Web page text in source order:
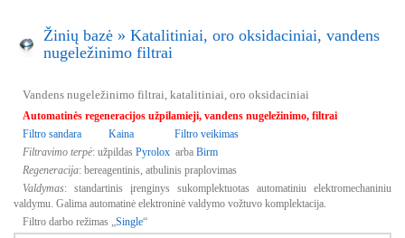
Žinių bazė » Katalitiniai, oro oksidaciniai, vandens
nugeležinimo filtrai
Vandens nugeležinimo filtrai, katalitiniai, oro oksidaciniai
Automatinės regeneracijos užpilamieji, vandens nugeležinimo, filtrai
Filtro sandara
Kaina
Filtro veikimas
Filtravimo terpė: užpildas Pyrolox arba Birm
Regeneracija: bereagentinis, atbulinis praplovimas
Valdymas: standartinis įrenginys sukomplektuotas automatiniu elektromechaniniu
valdymu. Galima automatinė elektroninė valdymo vožtuvo komplektacija.
Filtro darbo režimas „Single“